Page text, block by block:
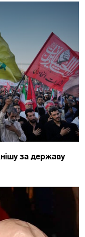
за державу